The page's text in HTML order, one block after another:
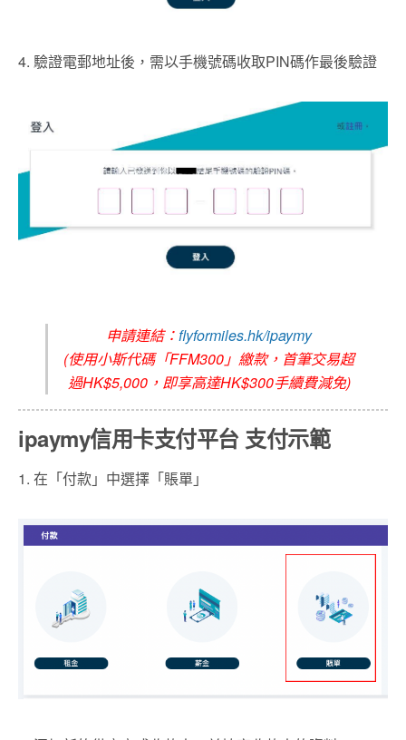
4. 驗證電郵地址後，需以手機號碼收取PIN碼作最後驗證
申請連結：flyformiles.hk/ipaymy
(使用小斯代碼「FFM300」繳款，首筆交易超
過HK$5,000，即享高達HK$300手續費減免)
ipaymy信用卡支付平台 支付示範
1. 在「付款」中選擇「賬單」